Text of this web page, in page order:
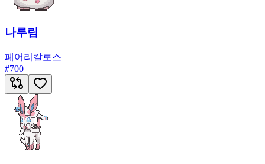
나루림
페어리 칼로스
#700